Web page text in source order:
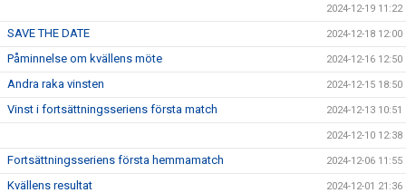
2024-12-19 11:22
SAVE THE DATE 2024-12-18 12:00
Påminnelse om kvällens möte 2024-12-16 12:50
Andra raka vinsten 2024-12-15 18:50
Vinst i fortsättningsseriens första match 2024-12-13 10:51
2024-12-10 12:38
Fortsättningsseriens första hemmamatch 2024-12-06 11:55
Kvällens resultat 2024-12-01 21:36